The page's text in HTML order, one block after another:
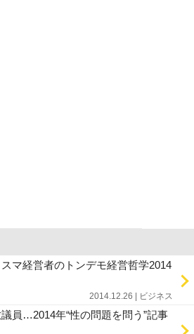
マ経営者のトンデモ経営哲学2014
2014.12.26 | ビジネス
員…2014年“性の問題を問う”記事